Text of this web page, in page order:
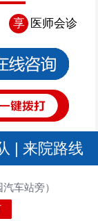
享 医师会诊
| 来院路线
车站旁）